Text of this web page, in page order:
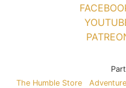
The Humble Store